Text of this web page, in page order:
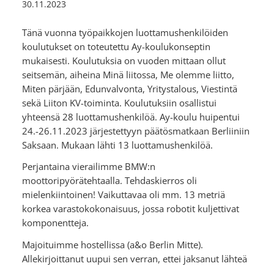
30.11.2023
Tänä vuonna työpaikkojen luottamushenkilöiden
koulutukset on toteutettu Ay-koulukonseptin
mukaisesti. Koulutuksia on vuoden mittaan ollut
seitsemän, aiheina Minä liitossa, Me olemme liitto,
Miten pärjään, Edunvalvonta, Yritystalous, Viestintä
sekä Liiton KV-toiminta. Koulutuksiin osallistui
yhteensä 28 luottamushenkilöä. Ay-koulu huipentui
24.-26.11.2023 järjestettyyn päätösmatkaan Berliiniin
Saksaan. Mukaan lähti 13 luottamushenkilöä.
Perjantaina vierailimme BMW:n
moottoripyörätehtaalla. Tehdaskierros oli
mielenkiintoinen! Vaikuttavaa oli mm. 13 metriä
korkea varastokokonaisuus, jossa robotit kuljettivat
komponentteja.
Majoituimme hostellissa (a&o Berlin Mitte).
Allekirjoittanut uupui sen verran, ettei jaksanut lähteä